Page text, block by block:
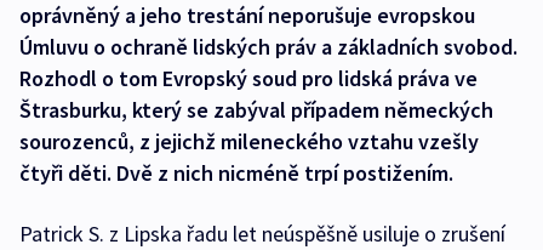
oprávněný a jeho trestání neporušuje evropskou
Úmluvu o ochraně lidských práv a základních svobod.
Rozhodl o tom Evropský soud pro lidská práva ve
Štrasburku, který se zabýval případem německých
sourozenců, z jejichž mileneckého vztahu vzešly
čtyři děti. Dvě z nich nicméně trpí postižením.
Patrick S. z Lipska řadu let neúspěšně usiluje o zrušení